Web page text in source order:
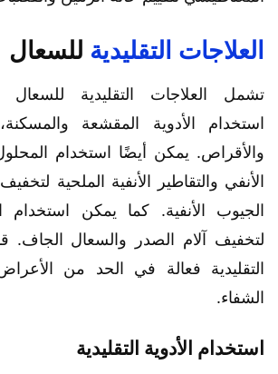
العلاجات التقليدية للسعال
تشمل العلاجات التقليدية
استخدام الأدوية المقشعة
والأقراص. يمكن أيضًا استخدام
الأنفي والتقاطير الأنفية الملحية
الجيوب الأنفية. كما يمكن استخدام
لتخفيف آلام الصدر والسعال الجاف.
التقليدية فعالة في الحد من
الشفاء.
استخدام الأدوية التقليدية